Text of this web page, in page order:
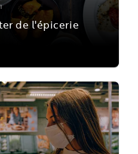
de l'épicerie